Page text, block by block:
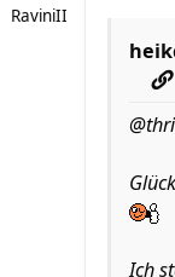
RaviniII
Ich